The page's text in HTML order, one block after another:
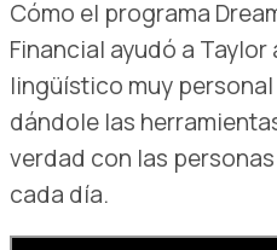
Cómo el programa
Financial ayudó a Taylor
lingüístico muy
dándole las
verdad con las
cada día.